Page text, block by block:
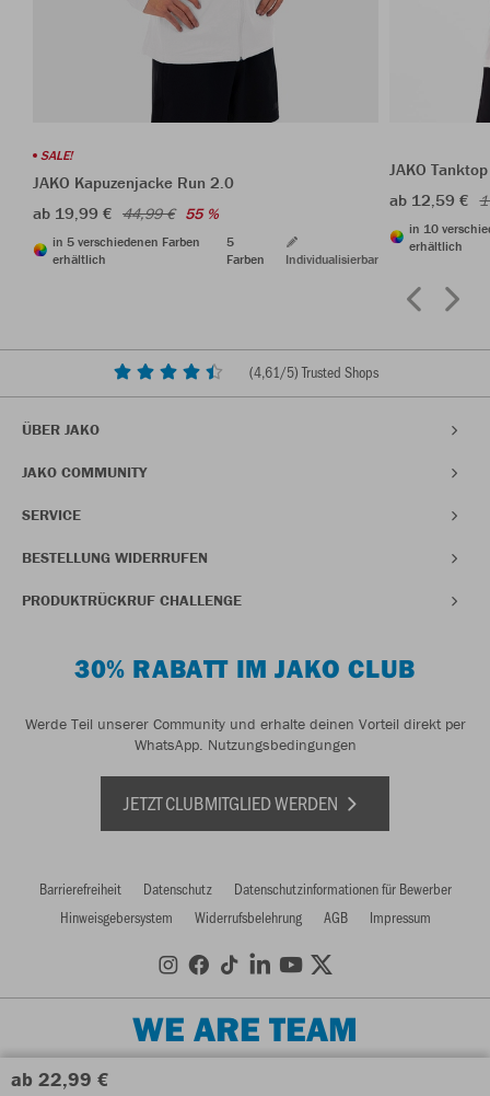
ab 22,99 €
SALE!
JAKO Kapuzenjacke Run 2.0
ab 19,99 € 44,99 € 55 %
in 5 verschiedenen Farben
erhältlich
5
Farben
Individualisierbar
JAKO
ab 12,59 €
in 10
erhältlich
(4,61/5) Trusted Shops
ÜBER JAKO
JAKO COMMUNITY
SERVICE
BESTELLUNG WIDERRUFEN
PRODUKTRÜCKRUF CHALLENGE
30% RABATT IM JAKO CLUB
Werde Teil unserer Community und erhalte deinen Vorteil direkt per
WhatsApp. Nutzungsbedingungen
JETZT CLUBMITGLIED WERDEN
Barrierefreiheit Datenschutz
Datenschutzinformationen für Bewerber
Hinweisgebersystem
Widerrufsbelehrung AGB Impressum
WE ARE TEAM